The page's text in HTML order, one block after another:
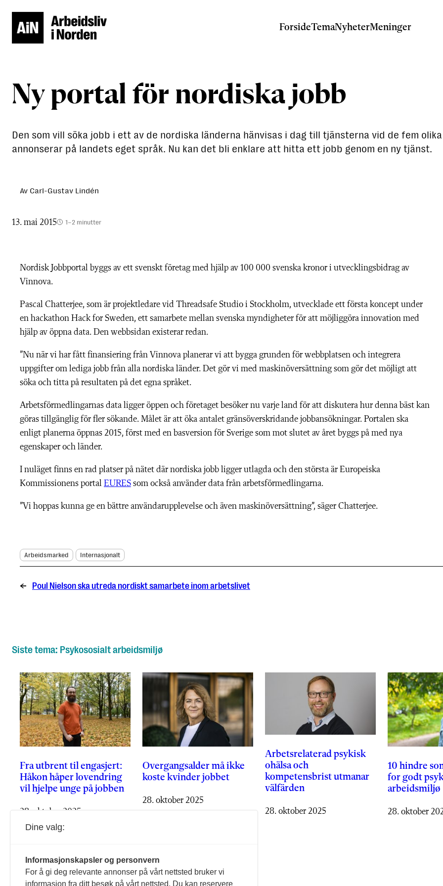
ForsideTemaNyheterMeninger
Ny portal för nordiska jobb
Den som vill söka jobb i ett av de nordiska länderna hänvisas i dag till tjänsterna vid de fem
annonserar på landets eget språk. Nu kan det bli enklare att hitta ett jobb genom en ny tjänst.
Av Carl-Gustav Lindén
13. mai 2015 1–2 minutter
Nordisk Jobbportal byggs av ett svenskt företag med hjälp av 100 000 svenska kronor i utvecklingsbidrag av
Vinnova.
Pascal Chatterjee, som är projektledare vid Threadsafe Studio i Stockholm, utvecklade ett första koncept under
en hackathon Hack for Sweden, ett samarbete mellan svenska myndigheter för att möjliggöra innovation med
hjälp av öppna data. Den webbsidan existerar redan.
”Nu när vi har fått finansiering från Vinnova planerar vi att bygga grunden för webbplatsen och integrera
uppgifter om lediga jobb från alla nordiska länder. Det gör vi med maskinöversättning som gör det möjligt att
söka och titta på resultaten på det egna språket.
Arbetsförmedlingarnas data ligger öppen och företaget besöker nu varje land för att diskutera hur denna bäst kan
göras tillgänglig för fler sökande. Målet är att öka antalet gränsöverskridande jobbansökningar. Portalen ska
enligt planerna öppnas 2015, först med en basversion för Sverige som mot slutet av året byggs på med nya
egenskaper och länder.
I nuläget finns en rad platser på nätet där nordiska jobb ligger utlagda och den största är Europeiska
Kommissionens portal EURES som också använder data från arbetsförmedlingarna.
”Vi hoppas kunna ge en bättre användarupplevelse och även maskinöversättning”, säger Chatterjee.
Arbeidsmarked Internasjonalt
← Poul Nielson ska utreda nordiskt samarbete inom arbetslivet
Siste tema: Psykososialt arbeidsmiljø
Fra utbrent til engasjert:
Håkon håper lovendring
vil hjelpe unge på jobben
28. oktober 2025
Overgangsalder må ikke
koste kvinder jobbet
28. oktober 2025
Arbetsrelaterad psykisk
ohälsa och
kompetensbrist utmanar
välfärden
28. oktober 2025
10 hindre
for godt
arbeidsmiljø
28. oktober
Dine valg:
Informasjonskapsler og personvern
For å gi deg relevante annonser på vårt nettsted bruker vi
informasjon fra ditt besøk på vårt nettsted. Du kan reservere